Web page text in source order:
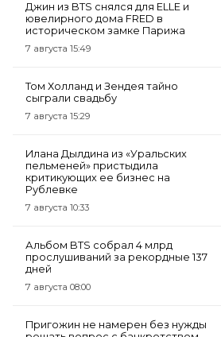
Джин из BTS снялся для ELLE и
ювелирного дома FRED в
историческом замке Парижа
7 августа 15:49
Том Холланд и Зендея тайно
сыграли свадьбу
7 августа 15:29
Илана Дылдина из «Уральских
пельменей» пристыдила
критикующих ее бизнес на
Рублевке
7 августа 10:33
Альбом BTS собрал 4 млрд
прослушиваний за рекордные 137
дней
7 августа 08:00
Пригожин не намерен без нужды